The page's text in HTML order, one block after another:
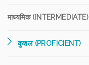
माध्यमिक (INTERMEDIATE)
कुशल (PROFICIENT)